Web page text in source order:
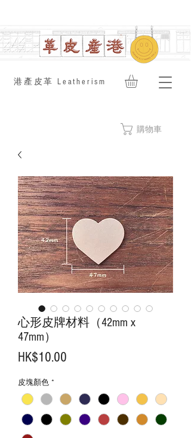
​港產皮革 Leatherism
購物車
心形皮牌材料（42mm x
47mm）
HK$10.00
皮塊顏色 *